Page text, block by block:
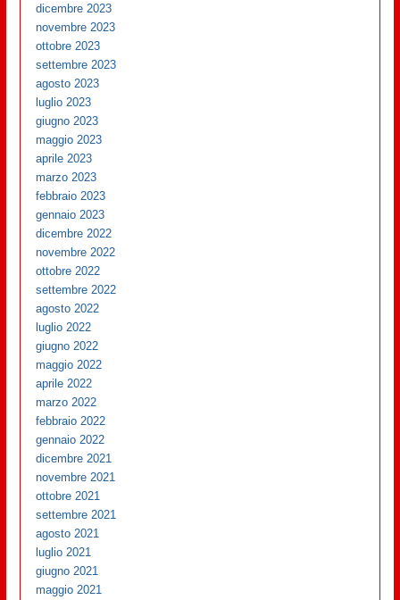
dicembre 2023
novembre 2023
ottobre 2023
settembre 2023
agosto 2023
luglio 2023
giugno 2023
maggio 2023
aprile 2023
marzo 2023
febbraio 2023
gennaio 2023
dicembre 2022
novembre 2022
ottobre 2022
settembre 2022
agosto 2022
luglio 2022
giugno 2022
maggio 2022
aprile 2022
marzo 2022
febbraio 2022
gennaio 2022
dicembre 2021
novembre 2021
ottobre 2021
settembre 2021
agosto 2021
luglio 2021
giugno 2021
maggio 2021